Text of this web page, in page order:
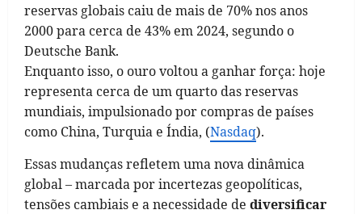
reservas globais caiu de mais de 70% nos anos
2000 para cerca de 43% em 2024, segundo o
Deutsche Bank.
Enquanto isso, o ouro voltou a ganhar força: hoje
representa cerca de um quarto das reservas
mundiais, impulsionado por compras de países
como China, Turquia e Índia, (Nasdaq).
Essas mudanças refletem uma nova dinâmica
global – marcada por incertezas geopolíticas,
tensões cambiais e a necessidade de diversificar